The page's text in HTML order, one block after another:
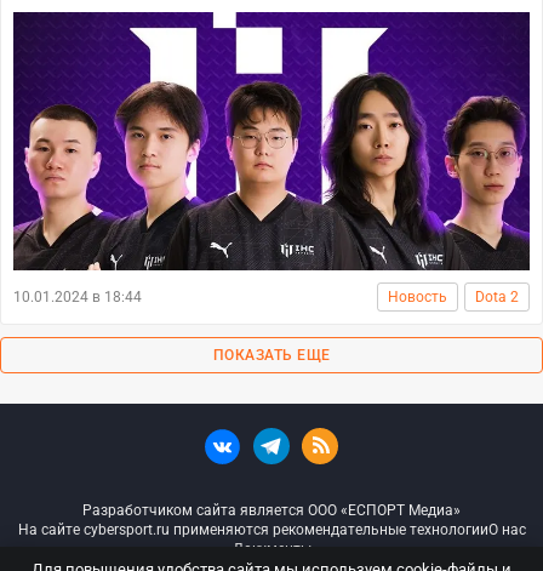
10.01.2024 в 18:44 Новость Dota 2
ПОКАЗАТЬ ЕЩЕ
Разработчиком сайта является ООО «ЕСПОРТ Медиа»
На сайте cybersport.ru применяются рекомендательные технологииО нас
Документы